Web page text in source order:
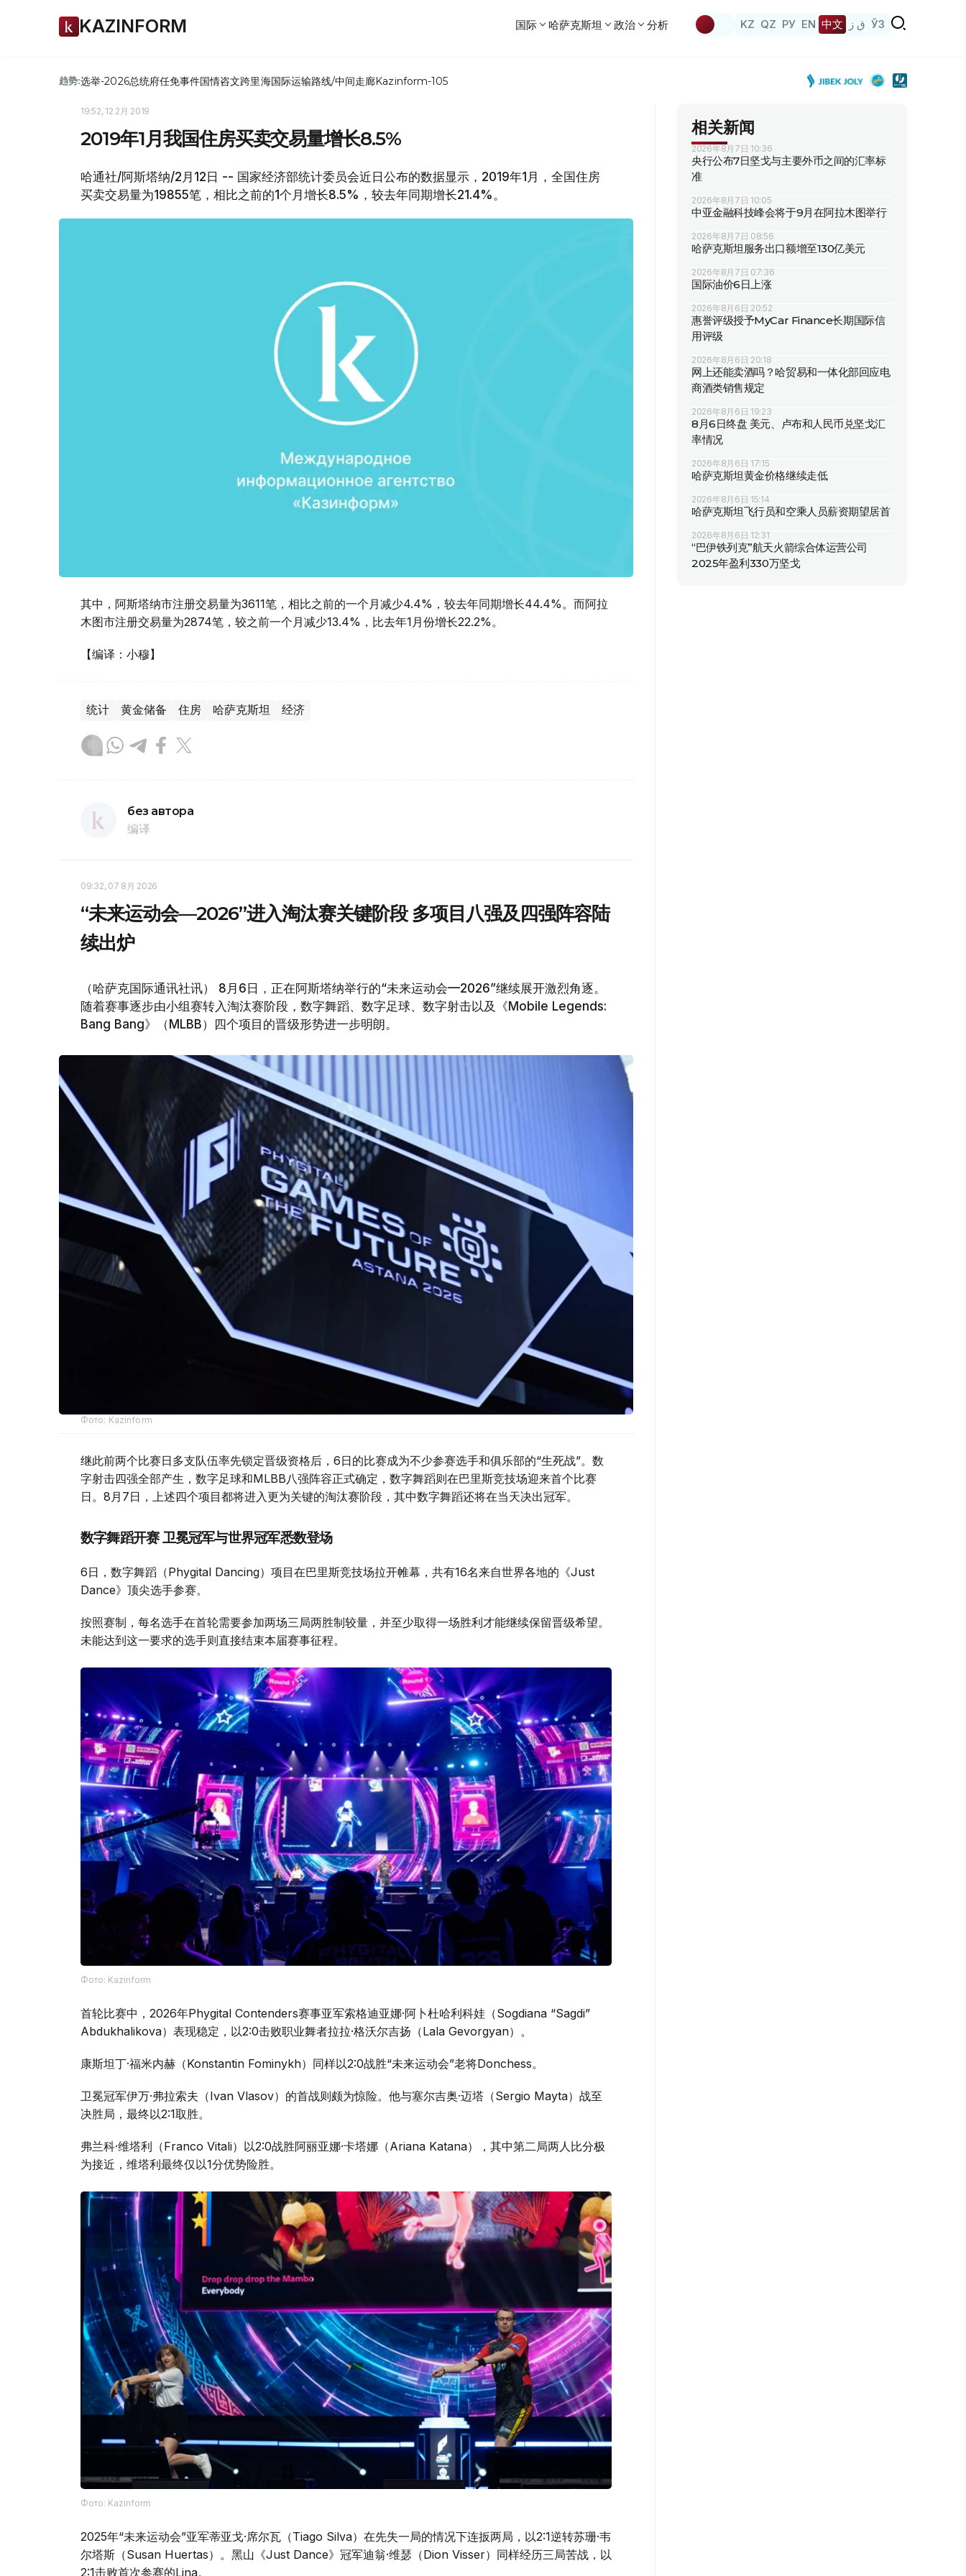
KAZINFORM 国际 哈萨克斯坦 政治 分析 KZ QZ РУ EN 中文 ق ز ЎЗ
趋势:选举-2026总统府任免事件国情咨文跨里海国际运输路线/中间走廊Kazinform-105
19:52, 12 2月 2019
2019年1月我国住房买卖交易量增长8.5%
哈通社/阿斯塔纳/2月12日 -- 国家经济部统计委员会近日公布的数据显示，2019年1月，全国住房
买卖交易量为19855笔，相比之前的1个月增长8.5%，较去年同期增长21.4%。
其中，阿斯塔纳市注册交易量为3611笔，相比之前的一个月减少4.4%，较去年同期增长44.4%。而阿拉
木图市注册交易量为2874笔，较之前一个月减少13.4%，比去年1月份增长22.2%。
【编译：小穆】
统计 黄金储备 住房 哈萨克斯坦 经济
без автора
编译
09:32, 07 8月 2026
“未来运动会—2026”进入淘汰赛关键阶段 多项目八强及四强阵容陆
续出炉
（哈萨克国际通讯社讯） 8月6日，正在阿斯塔纳举行的“未来运动会—2026”继续展开激烈角逐。
随着赛事逐步由小组赛转入淘汰赛阶段，数字舞蹈、数字足球、数字射击以及《Mobile Legends:
Bang Bang》（MLBB）四个项目的晋级形势进一步明朗。
Фото: Kazinform
继此前两个比赛日多支队伍率先锁定晋级资格后，6日的比赛成为不少参赛选手和俱乐部的“生死战”。数
字射击四强全部产生，数字足球和MLBB八强阵容正式确定，数字舞蹈则在巴里斯竞技场迎来首个比赛
日。8月7日，上述四个项目都将进入更为关键的淘汰赛阶段，其中数字舞蹈还将在当天决出冠军。
数字舞蹈开赛 卫冕冠军与世界冠军悉数登场
6日，数字舞蹈（Phygital Dancing）项目在巴里斯竞技场拉开帷幕，共有16名来自世界各地的《Just
Dance》顶尖选手参赛。
按照赛制，每名选手在首轮需要参加两场三局两胜制较量，并至少取得一场胜利才能继续保留晋级希望。
未能达到这一要求的选手则直接结束本届赛事征程。
Фото: Kazinform
首轮比赛中，2026年Phygital Contenders赛事亚军索格迪亚娜·阿卜杜哈利科娃（Sogdiana “Sagdi”
Abdukhalikova）表现稳定，以2:0击败职业舞者拉拉·格沃尔吉扬（Lala Gevorgyan）。
康斯坦丁·福米内赫（Konstantin Fominykh）同样以2:0战胜“未来运动会”老将Donchess。
卫冕冠军伊万·弗拉索夫（Ivan Vlasov）的首战则颇为惊险。他与塞尔吉奥·迈塔（Sergio Mayta）战至
决胜局，最终以2:1取胜。
弗兰科·维塔利（Franco Vitali）以2:0战胜阿丽亚娜·卡塔娜（Ariana Katana），其中第二局两人比分极
为接近，维塔利最终仅以1分优势险胜。
Фото: Kazinform
2025年“未来运动会”亚军蒂亚戈·席尔瓦（Tiago Silva）在先失一局的情况下连扳两局，以2:1逆转苏珊·韦
尔塔斯（Susan Huertas）。黑山《Just Dance》冠军迪翁·维瑟（Dion Visser）同样经历三局苦战，以
2:1击败首次参赛的Lina。
相关新闻
2026年8月7日 10:36
央行公布7日坚戈与主要外币之间的汇率标
准
2026年8月7日 10:05
中亚金融科技峰会将于9月在阿拉木图举行
2026年8月7日 08:56
哈萨克斯坦服务出口额增至130亿美元
2026年8月7日 07:36
国际油价6日上涨
2026年8月6日 20:52
惠誉评级授予MyCar Finance长期国际信
用评级
2026年8月6日 20:18
网上还能卖酒吗？哈贸易和一体化部回应电
商酒类销售规定
2026年8月6日 19:23
8月6日终盘 美元、卢布和人民币兑坚戈汇
率情况
2026年8月6日 17:15
哈萨克斯坦黄金价格继续走低
2026年8月6日 15:14
哈萨克斯坦飞行员和空乘人员薪资期望居首
2026年8月6日 12:31
“巴伊铁列克”航天火箭综合体运营公司
2025年盈利330万坚戈